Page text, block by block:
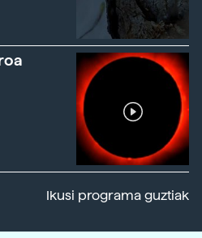
Ikusi programa guztiak